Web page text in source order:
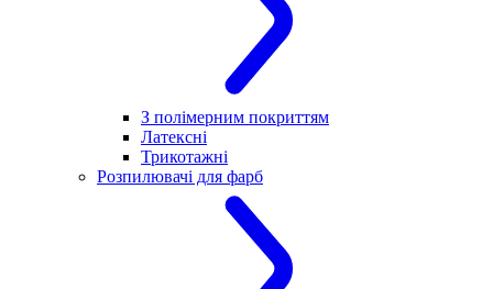
З полімерним покриттям
Латексні
Трикотажні
Розпилювачі для фарб